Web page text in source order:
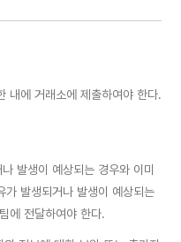
내에 거래소에 제출하여야 한다.
발생이 예상되는 경우와 이미
가 발생되거나 발생이 예상되는
에 전달하여야 한다.